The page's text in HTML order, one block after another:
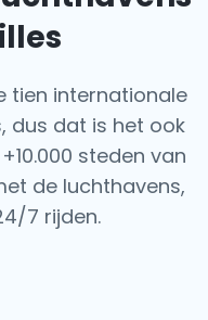
tien internationale
dus dat is het ook
steden van
de luchthavens,
7 rijden.